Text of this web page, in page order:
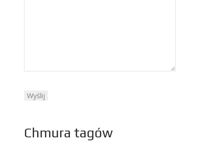
Chmura tagów